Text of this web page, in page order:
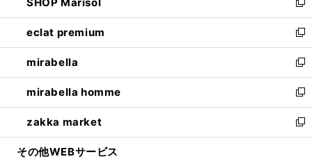
で
開
く
ド
ウ
で
開
く
ィ
ン
ド
ウ
で
開
く
い
ウ
ィ
ン
ド
ウ
で
開
く
新
し
い
ウ
ィ
ン
ド
ウ
で
開
eclat premium
新
し
い
ウ
ィ
ン
ド
ウ
mirabella
新
し
い
ウ
ィ
ン
mirabella homme
新
し
い
ウ
zakka market
新
し
その他WEBサービス